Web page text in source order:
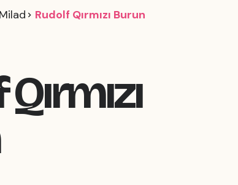
Milad Rudolf Qırmızı Burun